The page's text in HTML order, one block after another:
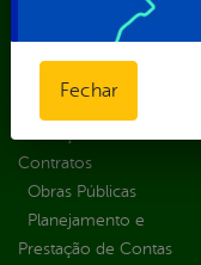
Organizacional
Contratos
Obras Públicas
Planejamento e
Prestação de Contas
Fechar